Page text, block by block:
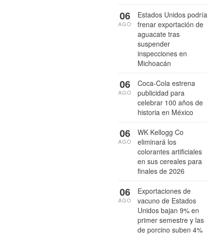
Estados Unidos podría
frenar exportación de
aguacate tras
suspender
inspecciones en
Michoacán
06
AGO
Coca-Cola estrena
publicidad para
celebrar 100 años de
historia en México
06
AGO
WK Kellogg Co
eliminará los
colorantes artificiales
en sus cereales para
finales de 2026
06
AGO
Exportaciones de
vacuno de Estados
Unidos bajan 9% en
primer semestre y las
de porcino suben 4%
06
AGO